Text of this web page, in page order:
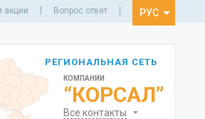
акции Вопрос ответ РУС
РЕГИОНАЛЬНАЯ СЕТЬ
КОМПАНИИ
“КОРСАЛ”
Все контакты